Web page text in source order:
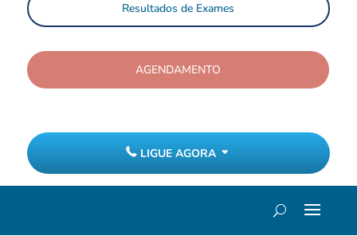
Resultados de Exames
AGENDAMENTO
LIGUE AGORA